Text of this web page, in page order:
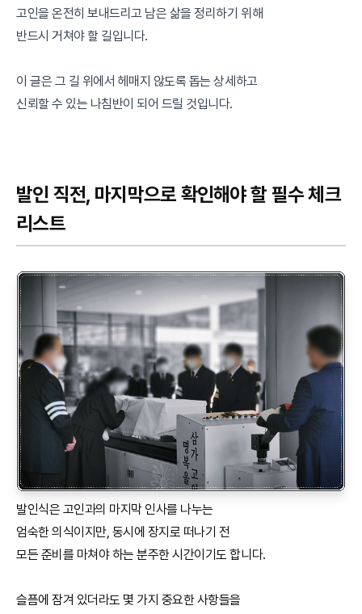
고인을 온전히 보내드리고 남은 삶을 정리하기 위해
반드시 거쳐야 할 길입니다.
이 글은 그 길 위에서 헤매지 않도록 돕는 상세하고
신뢰할 수 있는 나침반이 되어 드릴 것입니다.
발인 직전, 마지막으로 확인해야 할 필수 체크
리스트
발인식은 고인과의 마지막 인사를 나누는
엄숙한 의식이지만, 동시에 장지로 떠나기 전
모든 준비를 마쳐야 하는 분주한 시간이기도 합니다.
슬픔에 잠겨 있더라도 몇 가지 중요한 사항들을